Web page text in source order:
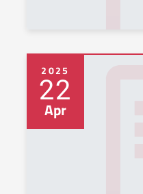
2025
22
Apr